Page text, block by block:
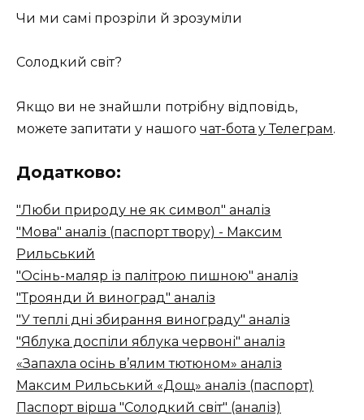
Чи ми самі прозріли й зрозуміли
Солодкий світ?
Якщо ви не знайшли потрібну відповідь,
можете запитати у нашого чат-бота у Телеграм.
Додатково:
"Люби природу не як символ" аналіз
"Мова" аналіз (паспорт твору) - Максим
Рильський
"Осінь-маляр із палітрою пишною" аналіз
"Троянди й виноград" аналіз
"У теплі дні збирання винограду" аналіз
"Яблука доспіли яблука червоні" аналіз
«Запахла осінь в’ялим тютюном» аналіз
Максим Рильський «Дощ» аналіз (паспорт)
Паспорт вірша "Солодкий світ" (аналіз)